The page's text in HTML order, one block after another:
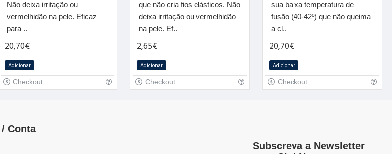
Não deixa irritação ou
vermelhidão na pele. Eficaz
para ..
20,70€
Adicionar
Checkout
que não cria fios elásticos. Não
deixa irritação ou vermelhidão
na pele. Ef..
2,65€
Adicionar
Checkout
sua baixa temperatura de
fusão (40-42º) que não queima
a cl..
20,70€
Adicionar
Checkout
Conta
Subscreva a Newsletter